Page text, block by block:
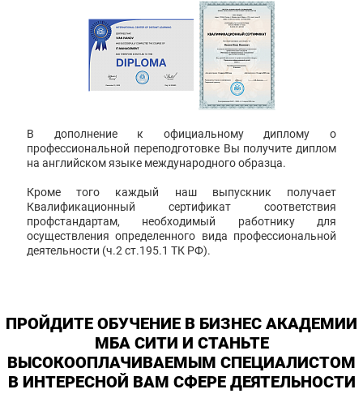
В дополнение к официальному диплому о
профессиональной переподготовке Вы получите диплом
на английском языке международного образца.
Кроме того каждый наш выпускник получает
Квалификационный сертификат соответствия
профстандартам, необходимый работнику для
осуществления определенного вида профессиональной
деятельности (ч.2 ст.195.1 ТК РФ).
ПРОЙДИТЕ ОБУЧЕНИЕ В БИЗНЕС АКАДЕМИИ
МБА СИТИ И СТАНЬТЕ
ВЫСОКООПЛАЧИВАЕМЫМ СПЕЦИАЛИСТОМ
В ИНТЕРЕСНОЙ ВАМ СФЕРЕ ДЕЯТЕЛЬНОСТИ